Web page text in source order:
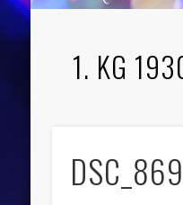
1. KG